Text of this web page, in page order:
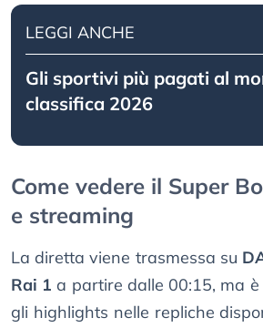
LEGGI ANCHE
Gli sportivi più pagati al
classifica 2026
Come vedere il Super
e streaming
La diretta viene trasmessa su
Rai 1 a partire dalle 00:15, ma
gli highlights nelle repliche